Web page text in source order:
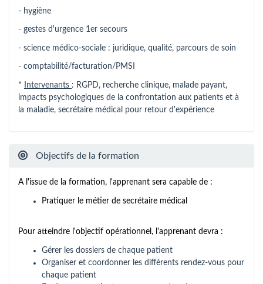
- hygiène
- gestes d'urgence 1er secours
- science médico-sociale : juridique, qualité, parcours de soin
- comptabilité/facturation/PMSI
* Intervenants : RGPD, recherche clinique, malade payant,
impacts psychologiques de la confrontation aux patients et à
la maladie, secrétaire médical pour retour d'expérience
Objectifs de la formation
A l'issue de la formation, l'apprenant sera capable de :
Pratiquer le métier de secrétaire médical
Pour atteindre l'objectif opérationnel, l'apprenant devra :
Gérer les dossiers de chaque patient
Organiser et coordonner les différents rendez-vous pour
chaque patient